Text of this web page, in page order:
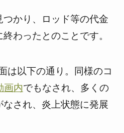
つかり、ロッド等の代金
わったとのことです。
は以下の通り。同様のコ
画内でもなされ、多くの
され、炎上状態に発展